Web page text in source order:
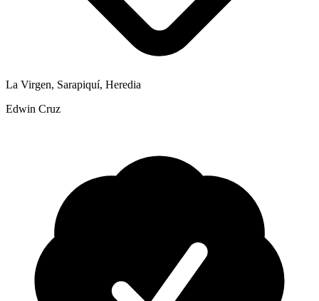
La Virgen, Sarapiquí, Heredia
Edwin Cruz